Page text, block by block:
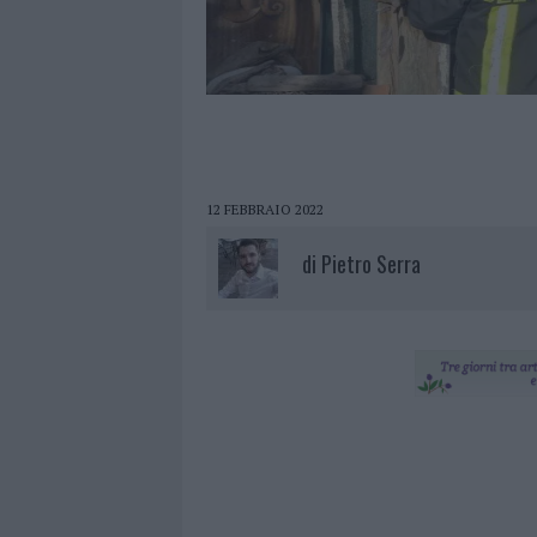
12 FEBBRAIO 2022
di Pietro Serra